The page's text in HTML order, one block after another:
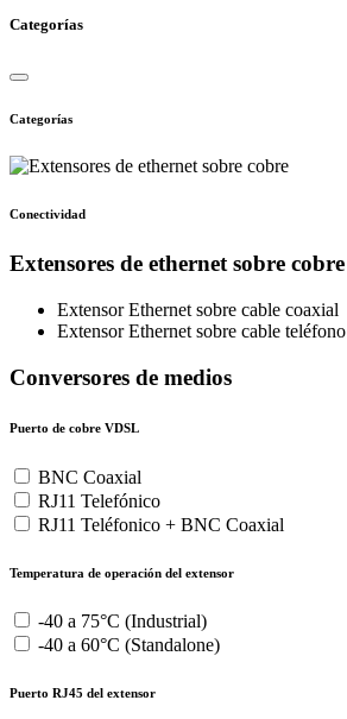
Categorías
Categorías
Conectividad
Extensores de ethernet sobre cobre
Extensor Ethernet sobre cable coaxial
Extensor Ethernet sobre cable teléfono
Conversores de medios
Puerto de cobre VDSL
BNC Coaxial
RJ11 Telefónico
RJ11 Teléfonico + BNC Coaxial
Temperatura de operación del extensor
-40 a 75°C (Industrial)
-40 a 60°C (Standalone)
Puerto RJ45 del extensor